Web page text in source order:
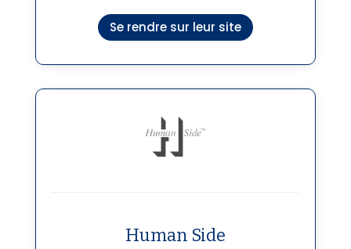
Se rendre sur leur site
Human Side